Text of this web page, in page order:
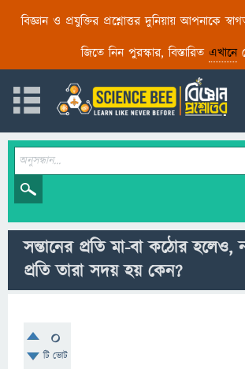
বিজ্ঞান ও প্রযুক্তির প্রশ্নোত্তর দুনিয়ায় আপনাকে
জিতে নিন পুরস্কার, বিস্তারিত এখানে
সন্তানের প্রতি মা-বা কঠোর হলেও,
প্রতি তারা সদয় হয় কেন?
0
টি ভোট